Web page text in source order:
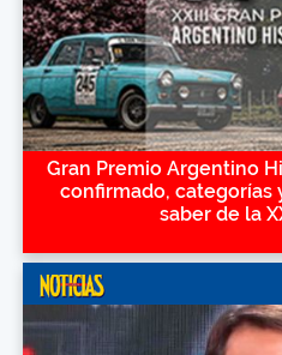
Gran Premio Argentino
confirmado, categorías
saber de la